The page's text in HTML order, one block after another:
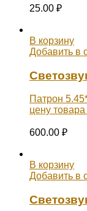
25.00 ₽
В корзину
Добавить в
Патрон
цену
600.00 ₽
В корзину
Добавить в